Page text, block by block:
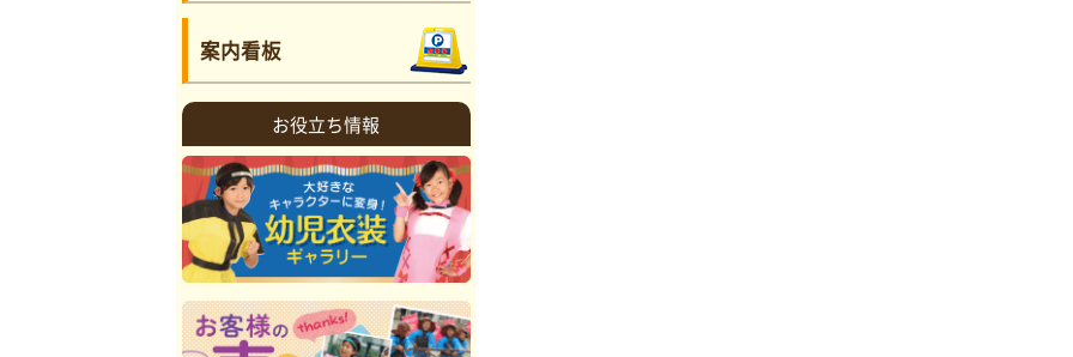
案内看板
お役立ち情報